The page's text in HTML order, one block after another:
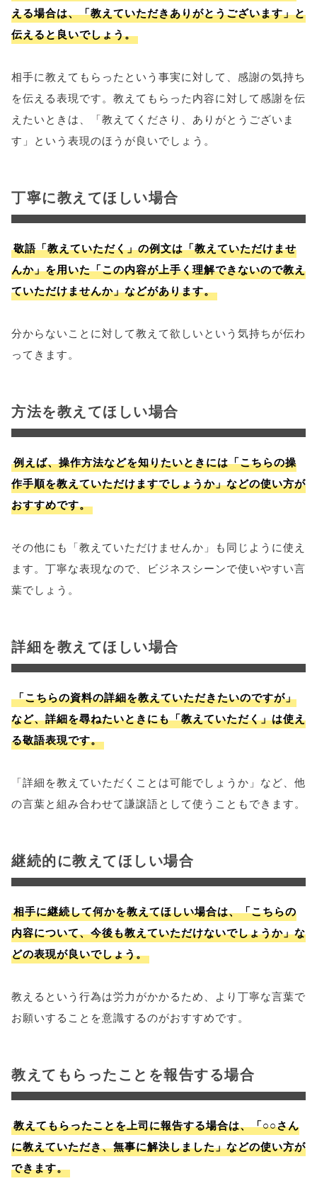
える場合は、「教えていただきありがとうございます」と
伝えると良いでしょう。
相手に教えてもらったという事実に対して、感謝の気持ち
を伝える表現です。教えてもらった内容に対して感謝を伝
えたいときは、「教えてくださり、ありがとうございま
す」という表現のほうが良いでしょう。
丁寧に教えてほしい場合
敬語「教えていただく」の例文は「教えていただけませ
んか」を用いた「この内容が上手く理解できないので教え
ていただけませんか」などがあります。
分からないことに対して教えて欲しいという気持ちが伝わ
ってきます。
方法を教えてほしい場合
例えば、操作方法などを知りたいときには「こちらの操
作手順を教えていただけますでしょうか」などの使い方が
おすすめです。
その他にも「教えていただけませんか」も同じように使え
ます。丁寧な表現なので、ビジネスシーンで使いやすい言
葉でしょう。
詳細を教えてほしい場合
「こちらの資料の詳細を教えていただきたいのですが」
など、詳細を尋ねたいときにも「教えていただく」は使え
る敬語表現です。
「詳細を教えていただくことは可能でしょうか」など、他
の言葉と組み合わせて謙譲語として使うこともできます。
継続的に教えてほしい場合
相手に継続して何かを教えてほしい場合は、「こちらの
内容について、今後も教えていただけないでしょうか」な
どの表現が良いでしょう。
教えるという行為は労力がかかるため、より丁寧な言葉で
お願いすることを意識するのがおすすめです。
教えてもらったことを報告する場合
教えてもらったことを上司に報告する場合は、「○○さん
に教えていただき、無事に解決しました」などの使い方が
できます。